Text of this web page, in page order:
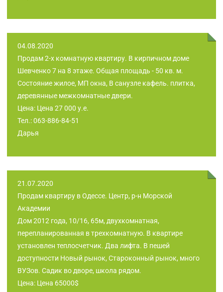
04.08.2020
Продам 2-х комнатную квартиру. В кирпичном доме
Шевченко 7 на 8 этаже. Общая площадь - 50 кв. м.
Состояние жилое, МП окна, В санузле кафель. плитка,
деревянные межкомнатные двери.
Цена: Цена 27 000 у.е.
Тел.: 063-886-84-51
Дарья
21.07.2020
Продам квартиру в Одессе. Центр, р-н Морской
Академии
Дом 2012 года, 10/16, 65м, двухкомнатная,
перепланированная в трехкомнатную. В квартире
установлен теплосчетчик. Два лифта. В пешей
доступности Новый рынок, Староконный рынок, много
ВУЗов. Садик во дворе, школа рядом.
Цена: Цена 65000$